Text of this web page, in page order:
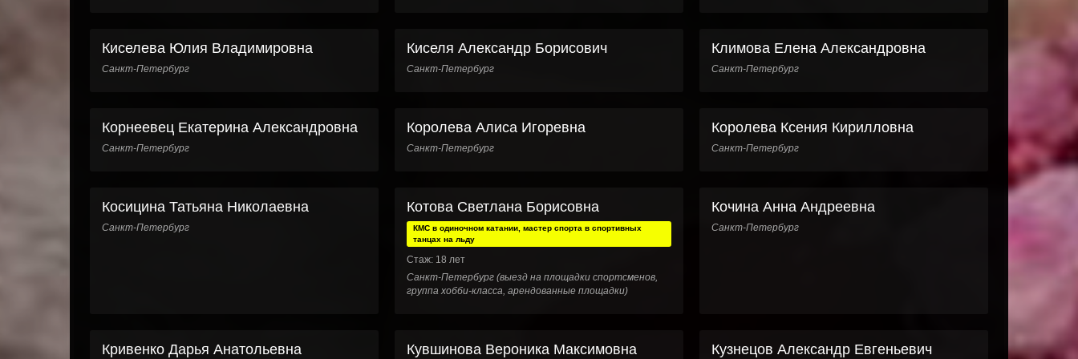
Киселева Юлия Владимировна
Санкт-Петербург
Киселя Александр Борисович
Санкт-Петербург
Климова Елена Александровна
Санкт-Петербург
Корнеевец Екатерина Александровна
Санкт-Петербург
Королева Алиса Игоревна
Санкт-Петербург
Королева Ксения Кирилловна
Санкт-Петербург
Косицина Татьяна Николаевна
Санкт-Петербург
Котова Светлана Борисовна
КМС в одиночном катании, мастер спорта в спортивных
танцах на льду
Стаж: 18 лет
Санкт-Петербург (выезд на площадки спортсменов,
группа хобби-класса, арендованные площадки)
Кочина Анна Андреевна
Санкт-Петербург
Кривенко Дарья Анатольевна Кувшинова Вероника Максимовна Кузнецов Александр Евгеньевич